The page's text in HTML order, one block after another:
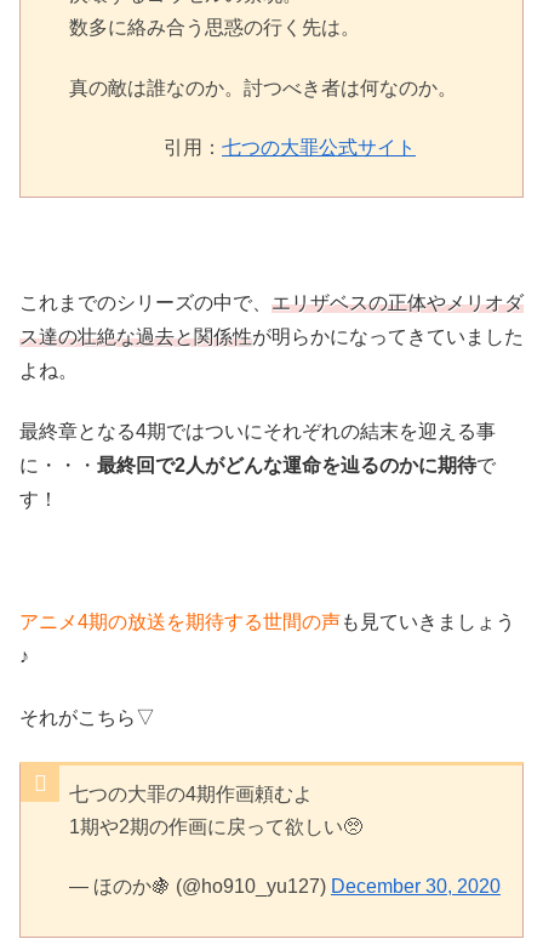
数多に絡み合う思惑の行く先は。
真の敵は誰なのか。討つべき者は何なのか。
引用： 七つの大罪公式サイト
これまでのシリーズの中で、 エリザベスの正体やメリオダ
ス達の壮絶な過去と関係性が明らかになってきていました
よね。
最終章となる4期ではついにそれぞれの結末を迎える事
に・・・ 最終回で2人がどんな運命を辿るのかに期待で
す！
アニメ4期の放送を期待する世間の声も見ていきましょう
♪
それがこちら▽
七つの大罪の4期作画頼むよ
1期や2期の作画に戻って欲しい🥺
— ほのか🍇 (@ho910_yu127) December 30, 2020